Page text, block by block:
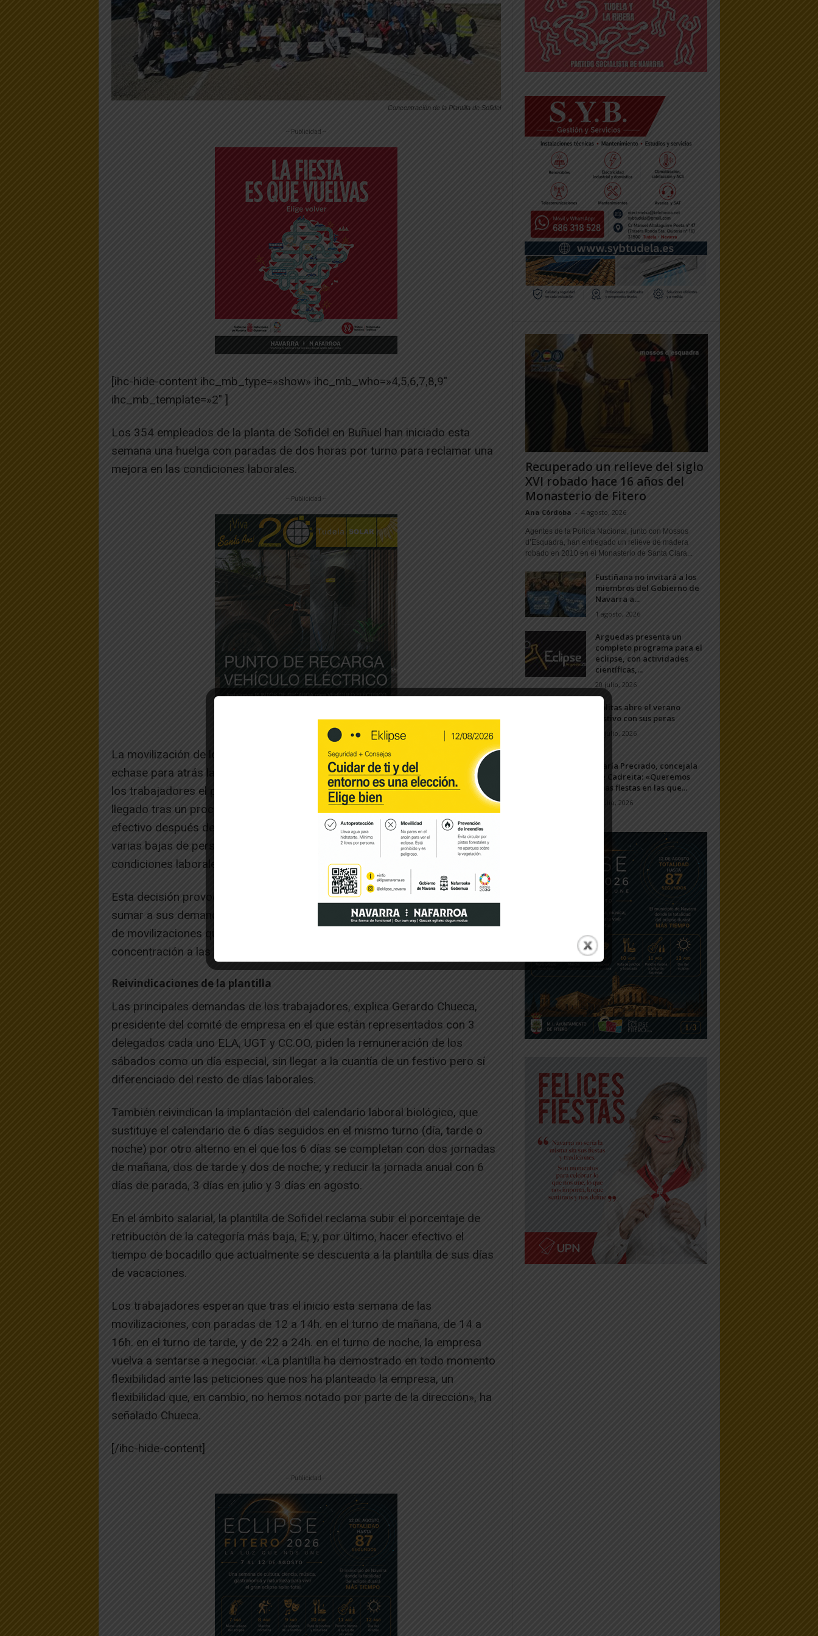
Concentración de la Plantilla de Sofidel
-- Publicidad --
[ihc-hide-content ihc_mb_type=»show» ihc_mb_who=»4,5,6,7,8,9″
ihc_mb_template=»2″ ]
Los 354 empleados de la planta de Sofidel en Buñuel han iniciado esta
semana una huelga con paradas de dos horas por turno para reclamar una
mejora en las condiciones laborales.
-- Publicidad --
La movilización de los trabajadores llega después de que la empresa
echase para atrás la entrada en vigor de un nuevo calendario acordado por
los trabajadores el pasado mes de diciembre, un acuerdo al que se había
llegado tras un proceso de negociación. Sin embargo el acuerdo no se hizo
efectivo después de que la empresa alegará que iba a tener que soportar
varias bajas de personal al producirse un cambio sustancial en las
condiciones laborales.
Esta decisión provocó el malestar de la mayoría de la plantilla que decidió
sumar a sus demandas otras reclamaciones pendientes e iniciar una serie
de movilizaciones que comenzaron el pasado 13 de febrero con una
concentración a las puertas de la fábrica en Buñuel.
Reivindicaciones de la plantilla
Las principales demandas de los trabajadores, explica Gerardo Chueca,
presidente del comité de empresa en el que están representados con 3
delegados cada uno ELA, UGT y CC.OO, piden la remuneración de los
sábados como un día especial, sin llegar a la cuantía de un festivo pero sí
diferenciado del resto de días laborales.
También reivindican la implantación del calendario laboral biológico, que
sustituye el calendario de 6 días seguidos en el mismo turno (día, tarde o
noche) por otro alterno en el que los 6 días se completan con dos jornadas
de mañana, dos de tarde y dos de noche; y reducir la jornada anual con 6
días de parada, 3 días en julio y 3 días en agosto.
En el ámbito salarial, la plantilla de Sofidel reclama subir el porcentaje de
retribución de la categoría más baja, E; y, por último, hacer efectivo el
tiempo de bocadillo que actualmente se descuenta a la plantilla de sus días
de vacaciones.
Los trabajadores esperan que tras el inicio esta semana de las
movilizaciones, con paradas de 12 a 14h. en el turno de mañana, de 14 a
16h. en el turno de tarde, y de 22 a 24h. en el turno de noche, la empresa
vuelva a sentarse a negociar. «La plantilla ha demostrado en todo momento
flexibilidad ante las peticiones que nos ha planteado la empresa, un
flexibilidad que, en cambio, no hemos notado por parte de la dirección», ha
señalado Chueca.
[/ihc-hide-content]
-- Publicidad --
Recuperado un relieve del siglo
XVI robado hace 16 años del
Monasterio de Fitero
Ana Córdoba - 4 agosto, 2026
Agentes de la Policía Nacional, junto con Mossos
d’Esquadra, han entregado un relieve de madera
robado en 2010 en el Monasterio de Santa Clara...
Fustiñana no invitará a los
miembros del Gobierno de
Navarra a...
1 agosto, 2026
Arguedas presenta un
completo programa para el
eclipse, con actividades
científicas,...
20 julio, 2026
Ablitas abre el verano
festivo con sus peras
11 julio, 2026
María Preciado, concejala
de Cadreita: «Queremos
unas fiestas en las que...
7 julio, 2026